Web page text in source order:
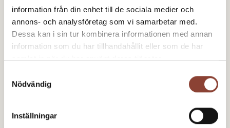
information från din enhet till de sociala medier och
annons- och analysföretag som vi samarbetar med.
Dessa kan i sin tur kombinera informationen med annan
information som du har tillhandahållit eller som de har
samlat in när du har använt deras tjänster.
Nödvändig
Inställningar
24 juni 2026